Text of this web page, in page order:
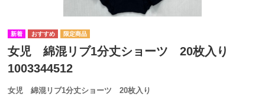
女児 綿混リブ1分丈ショーツ 20枚入り
1003344512
女児 綿混リブ1分丈ショーツ 20枚入り